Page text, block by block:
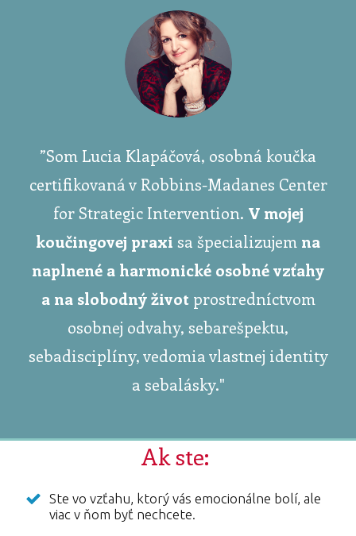
”Som Lucia Klapáčová, osobná koučka
certifikovaná v Robbins-Madanes Center
for Strategic Intervention. V mojej
koučingovej praxi sa špecializujem na
naplnené a harmonické osobné vzťahy
a na slobodný život prostredníctvom
osobnej odvahy, sebarešpektu,
sebadisciplíny, vedomia vlastnej identity
a sebalásky."
Ak ste:
Ste vo vzťahu, ktorý vás emocionálne bolí, ale
viac v ňom byť nechcete.